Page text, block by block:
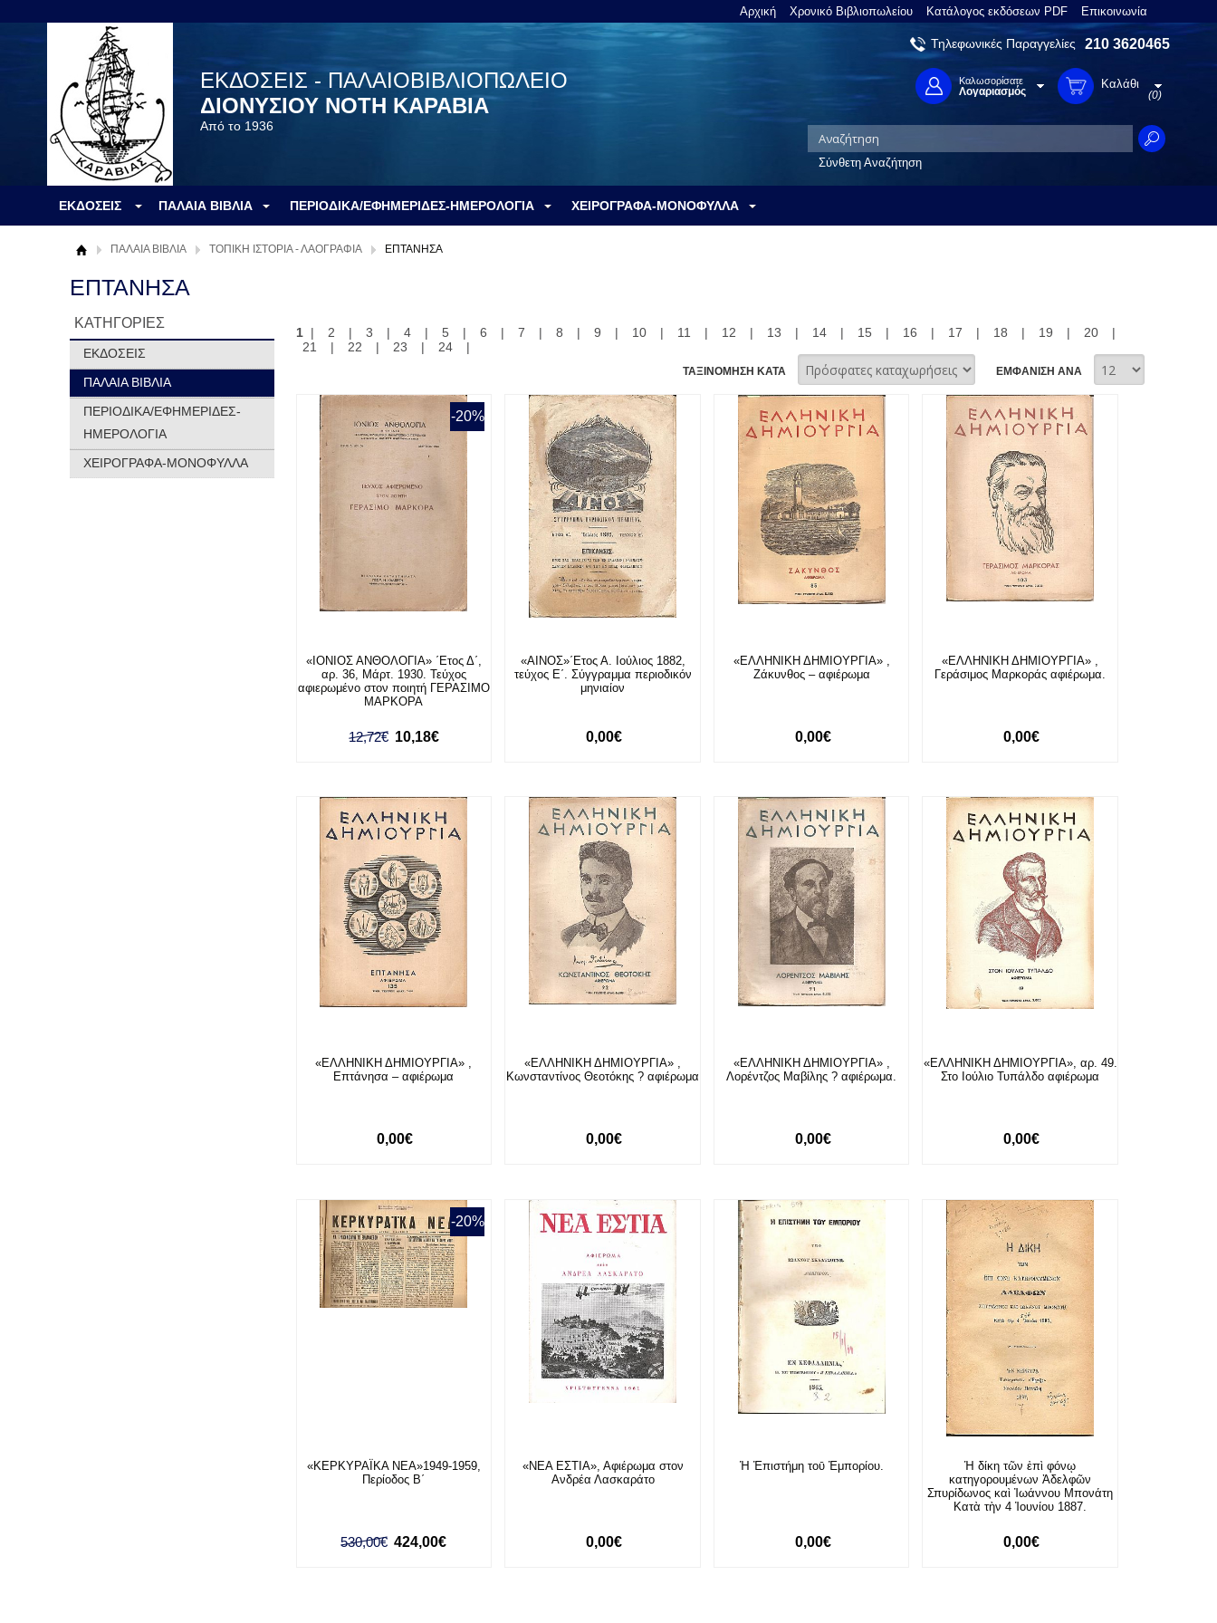
Αρχική Χρονικό Βιβλιοπωλείου Κατάλογος εκδόσεων PDF Επικοινωνία
ΕΚΔΟΣΕΙΣ - ΠΑΛΑΙΟΒΙΒΛΙΟΠΩΛΕΙΟ
ΔΙΟΝΥΣΙΟΥ ΝΟΤΗ ΚΑΡΑΒΙΑ
Από το 1936
Τηλεφωνικές Παραγγελίες 210 3620465
Καλωσορίσατε
Λογαριασμός
Καλάθι
(0)
Σύνθετη Αναζήτηση
ΕΚΔΟΣΕΙΣ ΠΑΛΑΙΑ ΒΙΒΛΙΑ ΠΕΡΙΟΔΙΚΑ/ΕΦΗΜΕΡΙΔΕΣ-ΗΜΕΡΟΛΟΓΙΑ ΧΕΙΡΟΓΡΑΦΑ-ΜΟΝΟΦΥΛΛΑ
ΠΑΛΑΙΑ ΒΙΒΛΙΑ ΤΟΠΙΚΗ ΙΣΤΟΡΙΑ - ΛΑΟΓΡΑΦΙΑ ΕΠΤΑΝΗΣΑ
ΕΠΤΑΝΗΣΑ
ΚΑΤΗΓΟΡΙΕΣ
ΕΚΔΟΣΕΙΣ
ΠΑΛΑΙΑ ΒΙΒΛΙΑ
ΠΕΡΙΟΔΙΚΑ/ΕΦΗΜΕΡΙΔΕΣ-
ΗΜΕΡΟΛΟΓΙΑ
ΧΕΙΡΟΓΡΑΦΑ-ΜΟΝΟΦΥΛΛΑ
1| 2 | 3 | 4 | 5 | 6 | 7 | 8 | 9 | 10 | 11 | 12 | 13 | 14 | 15 | 16 | 17 | 18 | 19 | 20
|
21
| 22 | 23 | 24 |
ΕΜΦΑΝΙΣΗ ΑΝΑ
ΤΑΞΙΝΟΜΗΣΗ ΚΑΤΑ
-20%
«IΟΝΙΟΣ ΑΝΘΟΛΟΓΙΑ» ΄Ετος Δ΄,
αρ. 36, Μάρτ. 1930. Τεύχος
αφιερωμένο στον ποιητή ΓΕΡΑΣΙΜΟ
ΜΑΡΚΟΡΑ
12,72€ 10,18€
«ΑΙΝΟΣ»΄Ετος Α. Ιούλιος 1882,
τεύχος Ε΄. Σύγγραμμα περιοδικόν
μηνιαίον
0,00€
«ΕΛΛΗΝΙΚΗ ΔΗΜΙΟΥΡΓΙΑ» ,
Ζάκυνθος – αφιέρωμα
0,00€
«ΕΛΛΗΝΙΚΗ ΔΗΜΙΟΥΡΓΙΑ» ,
Γεράσιμος Μαρκοράς αφιέρωμα.
0,00€
«ΕΛΛΗΝΙΚΗ ΔΗΜΙΟΥΡΓΙΑ» ,
Επτάνησα – αφιέρωμα
0,00€
«ΕΛΛΗΝΙΚΗ ΔΗΜΙΟΥΡΓΙΑ» ,
Κωνσταντίνος Θεοτόκης ? αφιέρωμα
0,00€
«ΕΛΛΗΝΙΚΗ ΔΗΜΙΟΥΡΓΙΑ» ,
Λορέντζος Μαβίλης ? αφιέρωμα.
0,00€
«ΕΛΛΗΝΙΚΗ ΔΗΜΙΟΥΡΓΙΑ», αρ. 49.
Στο Ιούλιο Τυπάλδο αφιέρωμα
0,00€
-20%
«ΚΕΡΚΥΡΑΪΚΑ ΝΕΑ»1949-1959,
Περίοδος Β΄
530,00€ 424,00€
«ΝΕΑ ΕΣΤΙΑ», Αφιέρωμα στον
Ανδρέα Λασκαράτο
0,00€
Ἡ Ἐπιστήμη τοῡ Ἐμπορίου.
0,00€
Ἡ δίκη τῶν ἐπὶ φόνῳ
κατηγορουμένων Ἀδελφῶν
Σπυρίδωνος καὶ Ἰωάννου Μπονάτη
Κατὰ τὴν 4 Ἰουνίου 1887.
0,00€